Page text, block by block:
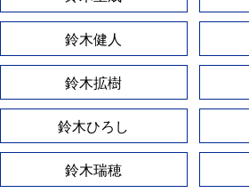
鈴木健人
鈴木拡樹
鈴木ひろし
鈴木瑞穂